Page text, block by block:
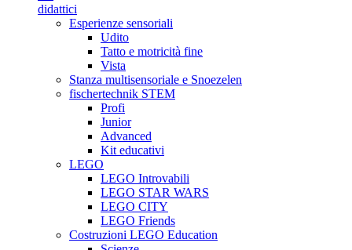
didattici
Esperienze sensoriali
Udito
Tatto e motricità fine
Vista
Stanza multisensoriale e Snoezelen
fischertechnik STEM
Profi
Junior
Advanced
Kit educativi
LEGO
LEGO Introvabili
LEGO STAR WARS
LEGO CITY
LEGO Friends
Costruzioni LEGO Education